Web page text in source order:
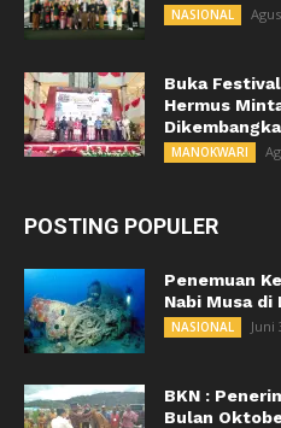
NASIONAL
Buka
Hermus
MANOKWARI
POSTING POPULER
Penemuan
Nabi Musa di
NASIONAL Juni
BKN :
Bulan